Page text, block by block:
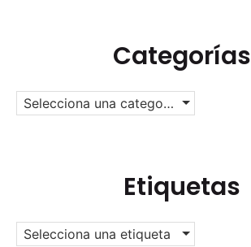
Categorías
Selecciona una categoría
Etiquetas
Selecciona una etiqueta